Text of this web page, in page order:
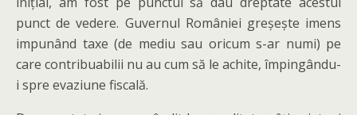
punct de vedere. Guvernul României greșește imens
impunând taxe (de mediu sau oricum s-ar numi) pe
care contribuabilii nu au cum să le achite, împingându-
i spre evaziune fiscală.